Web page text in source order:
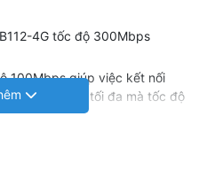
100Mbps giúp việc kết nối
đến tốc độ tối đa mà tốc độ
nên ứng dụng tốt cho việc lắp